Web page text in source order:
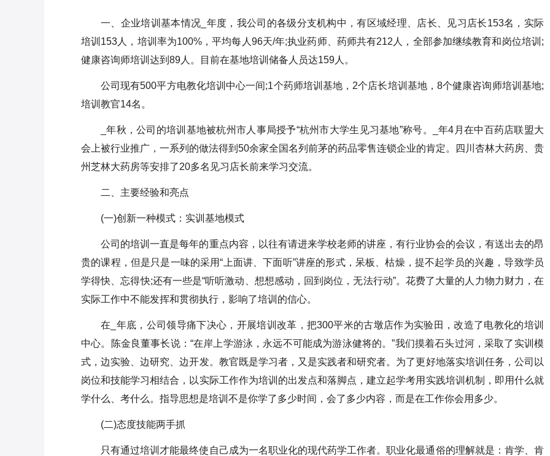
一、企业培训基本情况_年度，我公司的各级分支机构中，有区域经理、店长、见习店长153名，实际
培训153人，培训率为100%，平均每人96天/年;执业药师、药师共有212人，全部参加继续教育和岗位培训;
健康咨询师培训达到89人。目前在基地培训储备人员达159人。
公司现有500平方电教化培训中心一间;1个药师培训基地，2个店长培训基地，8个健康咨询师培训基地;
培训教官14名。
_年秋，公司的培训基地被杭州市人事局授予“杭州市大学生见习基地”称号。_年4月在中百药店联盟大
会上被行业推广，一系列的做法得到50余家全国名列前茅的药品零售连锁企业的肯定。四川杏林大药房、贵
州芝林大药房等安排了20多名见习店长前来学习交流。
二、主要经验和亮点
(一)创新一种模式：实训基地模式
公司的培训一直是每年的重点内容，以往有请进来学校老师的讲座，有行业协会的会议，有送出去的昂
贵的课程，但是只是一味的采用“上面讲、下面听”讲座的形式，呆板、枯燥，提不起学员的兴趣，导致学员
学得快、忘得快;还有一些是“听听激动、想想感动，回到岗位，无法行动”。花费了大量的人力物力财力，在
实际工作中不能发挥和贯彻执行，影响了培训的信心。
在_年底，公司领导痛下决心，开展培训改革，把300平米的古墩店作为实验田，改造了电教化的培训
中心。陈金良董事长说：“在岸上学游泳，永远不可能成为游泳健将的。”我们摸着石头过河，采取了实训模
式，边实验、边研究、边开发。教官既是学习者，又是实践者和研究者。为了更好地落实培训任务，公司以
岗位和技能学习相结合，以实际工作作为培训的出发点和落脚点，建立起学考用实践培训机制，即用什么就
学什么、考什么。指导思想是培训不是你学了多少时间，会了多少内容，而是在工作你会用多少。
(二)态度技能两手抓
只有通过培训才能最终使自己成为一名职业化的现代药学工作者。职业化最通俗的理解就是：肯学、肯